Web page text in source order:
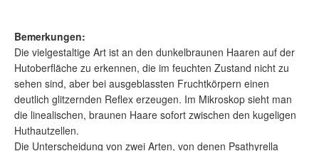
Bemerkungen:
Die vielgestaltige Art ist an den dunkelbraunen Haaren auf der
Hutoberfläche zu erkennen, die im feuchten Zustand nicht zu
sehen sind, aber bei ausgeblassten Fruchtkörpern einen
deutlich glitzernden Reflex erzeugen. Im Mikroskop sieht man
die linealischen, braunen Haare sofort zwischen den kugeligen
Huthautzellen.
Die Unterscheidung von zwei Arten, von denen Psathyrella